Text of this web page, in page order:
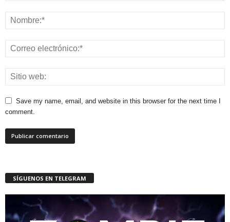
Save my name, email, and website in this browser for the next time I
comment.
SÍGUENOS EN TELEGRAM